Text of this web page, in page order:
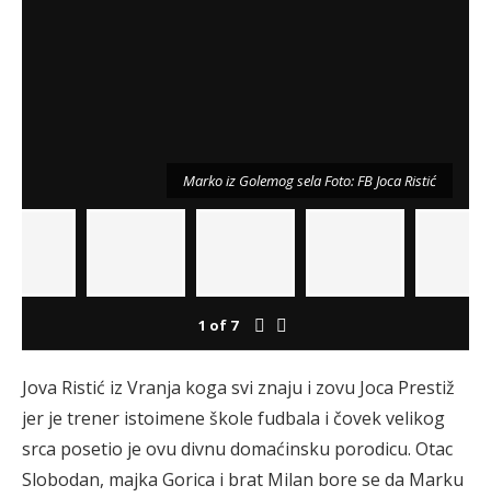
Marko iz Golemog sela Foto: FB Joca Ristić
1 of 7
Jova Ristić iz Vranja koga svi znaju i zovu Joca Prestiž
jer je trener istoimene škole fudbala i čovek velikog
srca posetio je ovu divnu domaćinsku porodicu. Otac
Slobodan, majka Gorica i brat Milan bore se da Marku